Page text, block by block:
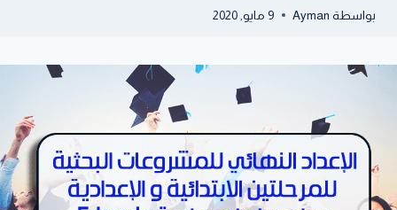
بواسطة Ayman 9 مايو, 2020